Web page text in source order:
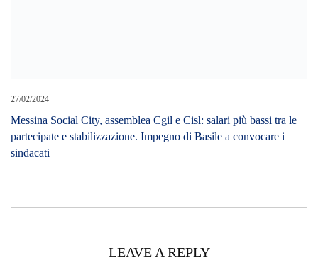
27/02/2024
Messina Social City, assemblea Cgil e Cisl: salari più bassi tra le
partecipate e stabilizzazione. Impegno di Basile a convocare i
sindacati
LEAVE A REPLY